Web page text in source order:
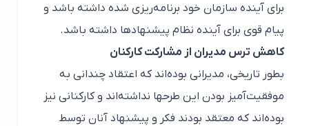
برای آینده سازمان خود برنامه‌ریزی شده داشته باشد و
پیام قوی برای آینده نظام پیشنهادها داشته باشد.
کاهش ترس مدیران از مشارکت کارکنان
بطور تاریخی، مدیرانی بوده‌اند که اعتقاد چندانی به
موفقیت‌آمیز بودن این طرحها نداشته‌اند و کارکنانی نیز
بوده‌اند که معتقد بودند فکر و پیشنهاد آنان توسط